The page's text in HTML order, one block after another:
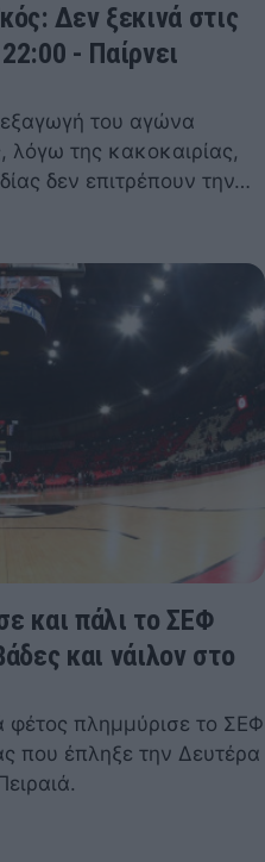
Δεν ξεκινά στις
- Παίρνει
του αγώνα
λόγω της κακοκαιρίας,
δεν επιτρέπουν την…
και πάλι το ΣΕΦ
και νάιλον στο
φέτος πλημμύρισε το ΣΕΦ
που έπληξε την Δευτέρα